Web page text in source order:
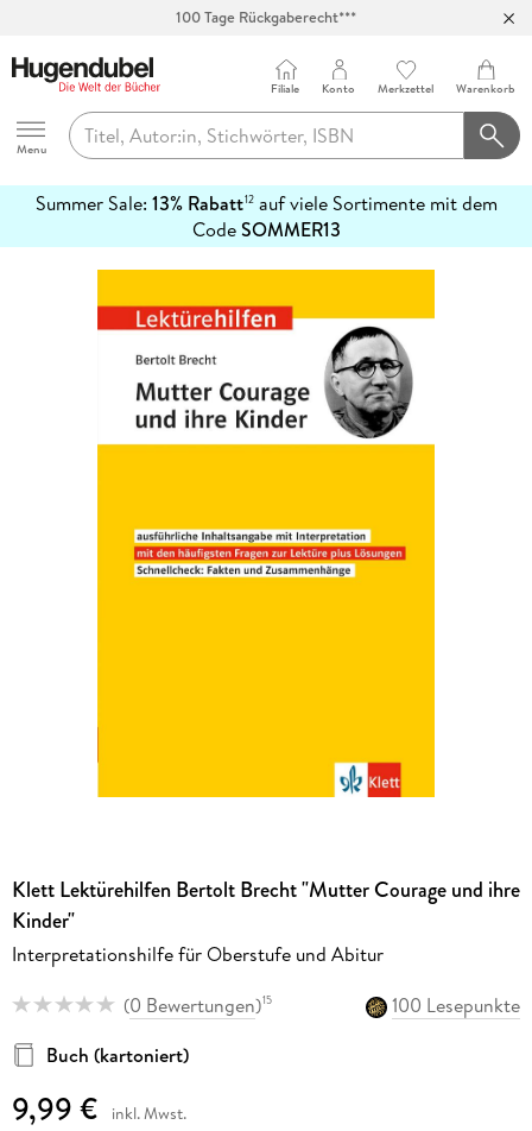
100 Tage Rückgaberecht***
Hugendubel
Menu
Filiale Konto Merkzettel Warenkorb
Summer Sale: 13% Rabatt12auf viele Sortimente mit dem
CodeSOMMER13
erfahren
Klett Lektürehilfen Bertolt Brecht "Mutter Courage und ihre
Kinder"
Interpretationshilfe für Oberstufe und Abitur
(0 Bewertungen)15
100 Lesepunkte
Buch (kartoniert)
9,99 € inkl. Mwst.